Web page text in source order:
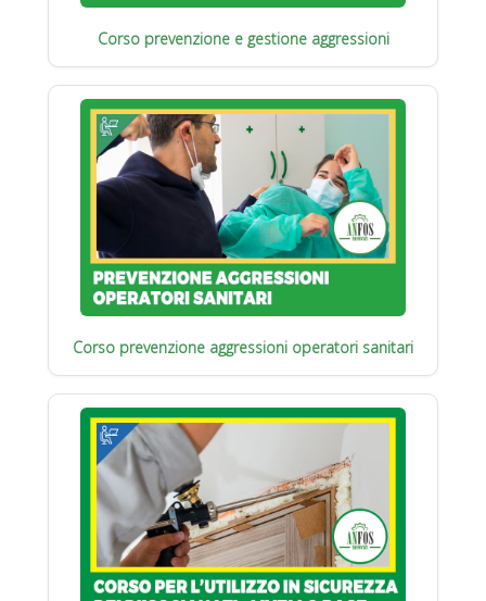
Corso prevenzione e gestione aggressioni
Corso prevenzione aggressioni operatori sanitari